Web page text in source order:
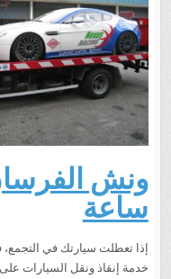
ساعة
إذا تعطلت سيارتك في التجمع،